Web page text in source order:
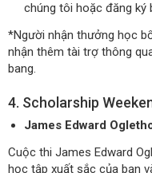
chúng tôi hoặc đăng ký
*Người nhận thưởng học
nhận thêm tài trợ thông
bang.
4. Scholarship
James Edward
Cuộc thi James Edward
học tập xuất sắc của bạn